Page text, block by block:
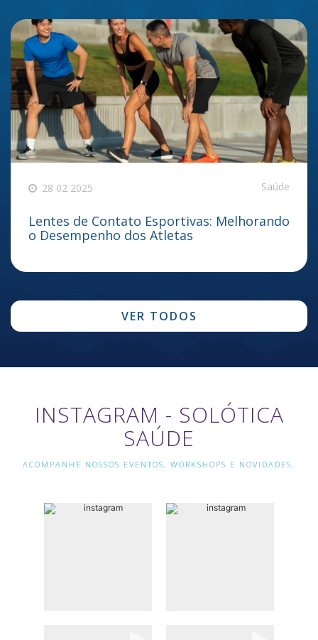
28 02 2025 Saúde
Lentes de Contato Esportivas: Melhorando
o Desempenho dos Atletas
VER TODOS
INSTAGRAM - SOLÓTICA
SAÚDE
ACOMPANHE NOSSOS EVENTOS, WORKSHOPS E NOVIDADES.